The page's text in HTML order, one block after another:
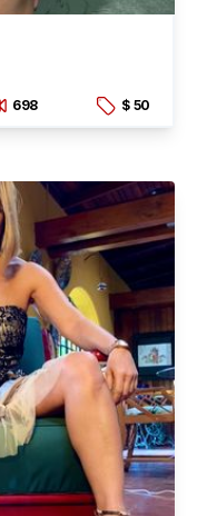
698 $ 50